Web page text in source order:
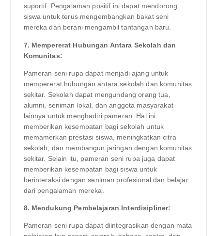
suportif. Pengalaman positif ini dapat mendorong
siswa untuk terus mengembangkan bakat seni
mereka dan berani mengambil tantangan baru.
7. Mempererat Hubungan Antara Sekolah dan
Komunitas:
Pameran seni rupa dapat menjadi ajang untuk
mempererat hubungan antara sekolah dan komunitas
sekitar. Sekolah dapat mengundang orang tua,
alumni, seniman lokal, dan anggota masyarakat
lainnya untuk menghadiri pameran. Hal ini
memberikan kesempatan bagi sekolah untuk
memamerkan prestasi siswa, meningkatkan citra
sekolah, dan membangun jaringan dengan komunitas
sekitar. Selain itu, pameran seni rupa juga dapat
memberikan kesempatan bagi siswa untuk
berinteraksi dengan seniman profesional dan belajar
dari pengalaman mereka.
8. Mendukung Pembelajaran Interdisipliner:
Pameran seni rupa dapat diintegrasikan dengan mata